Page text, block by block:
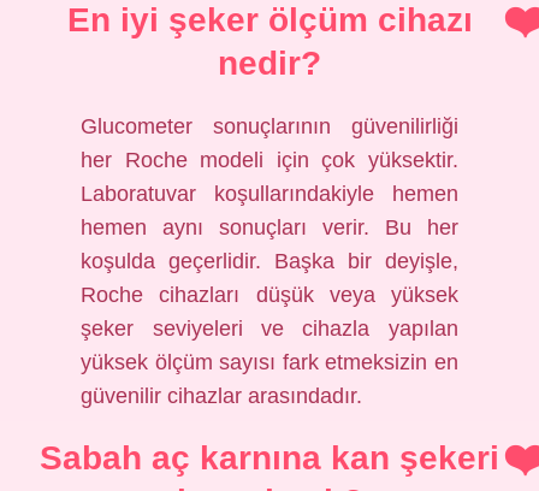
En iyi şeker ölçüm cihazı
nedir?
Glucometer sonuçlarının güvenilirliği
her Roche modeli için çok yüksektir.
Laboratuvar koşullarındakiyle hemen
hemen aynı sonuçları verir. Bu her
koşulda geçerlidir. Başka bir deyişle,
Roche cihazları düşük veya yüksek
şeker seviyeleri ve cihazla yapılan
yüksek ölçüm sayısı fark etmeksizin en
güvenilir cihazlar arasındadır.
Sabah aç karnına kan şekeri